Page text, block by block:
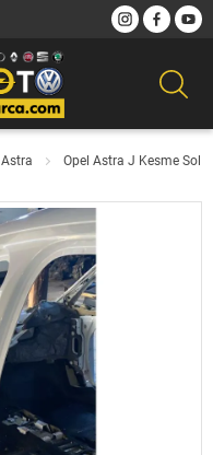
Astra Opel Astra J Kesme Sol